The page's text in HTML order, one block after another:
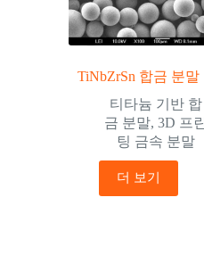
TiNbZrSn 합금 분말
티타늄 기반 합
금 분말,3D 프린
팅 금속 분말
더 보기